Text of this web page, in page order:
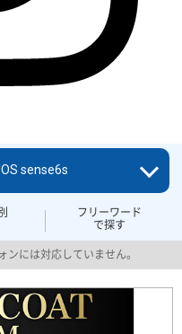
フリーワード
で探す
sense6s
ンには対応していません。